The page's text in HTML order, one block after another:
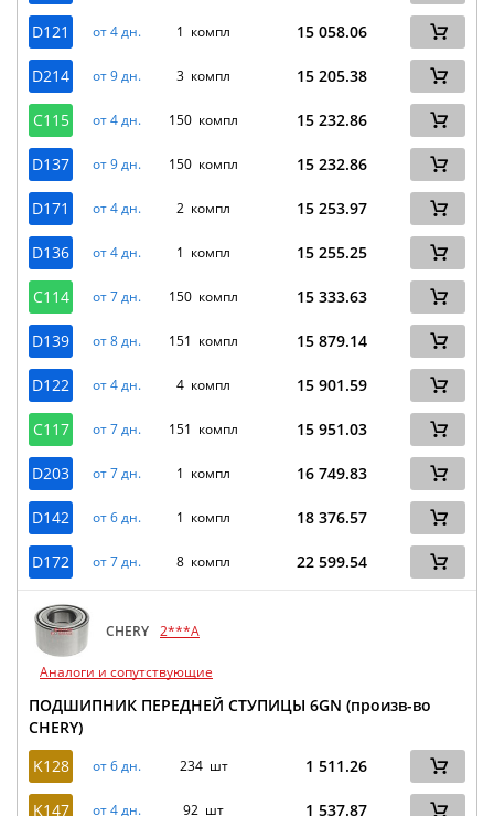
D121 от 4 дн. 1 компл 15 058.06
D214 от 9 дн. 3 компл 15 205.38
C115 от 4 дн. 150 компл 15 232.86
D137 от 9 дн. 150 компл 15 232.86
D171 от 4 дн. 2 компл 15 253.97
D136 от 4 дн. 1 компл 15 255.25
C114 от 7 дн. 150 компл 15 333.63
D139 от 8 дн. 151 компл 15 879.14
D122 от 4 дн. 4 компл 15 901.59
C117 от 7 дн. 151 компл 15 951.03
D203 от 7 дн. 1 компл 16 749.83
D142 от 6 дн. 1 компл 18 376.57
D172 от 7 дн. 8 компл 22 599.54
CHERY 2***A
Аналоги и сопутствующие
ПОДШИПНИК ПЕРЕДНЕЙ СТУПИЦЫ 6GN (произв-во
CHERY)
K128
от 6 дн. 234 шт 1 511.26
K147 от 4 дн. 92 шт 1 537.87